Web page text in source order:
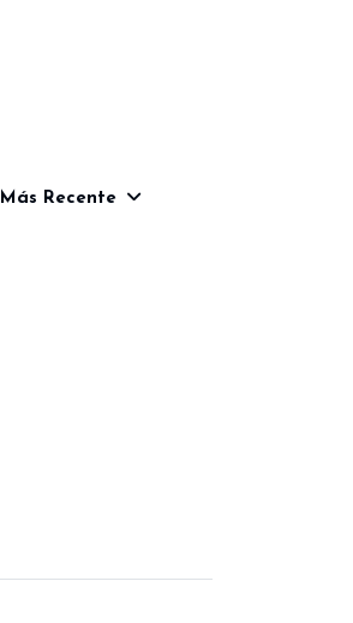
Más Recente